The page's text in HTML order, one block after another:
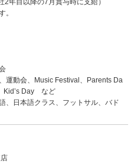
2年目以降の7月賞与時に支給）
。
運動会、Music Festival、Parents Da
Kid’s Day など
、日本語クラス、フットサル、バド